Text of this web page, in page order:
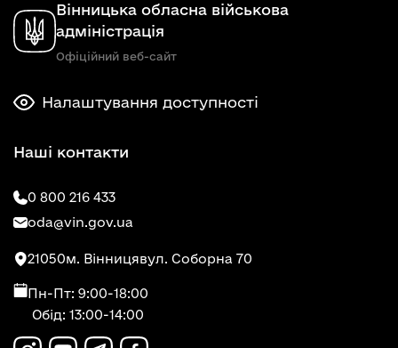
Вінницька обласна військова
адміністрація
Офіційний веб-сайт
Налаштування доступності
Наші контакти
0 800 216 433
oda@vin.gov.ua
21050м. Вінницявул. Соборна 70
Пн-Пт: 9:00-18:00
Обід: 13:00-14:00